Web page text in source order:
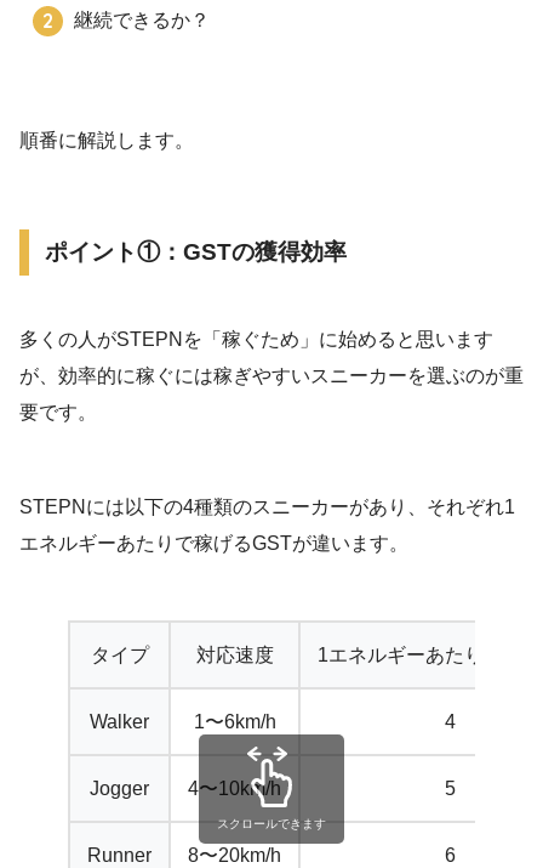
継続できるか？
順番に解説します。
ポイント①：GSTの獲得効率
多くの人がSTEPNを「稼ぐため」に始めると思います
が、効率的に稼ぐには稼ぎやすいスニーカーを選ぶのが重
要です。
STEPNには以下の4種類のスニーカーがあり、それぞれ1
エネルギーあたりで稼げるGSTが違います。
タイプ 対応速度 1エネルギーあたり稼げ
Walker 1〜6km/h 4
Jogger 4〜10km/h 5
Runner 8〜20km/h 6